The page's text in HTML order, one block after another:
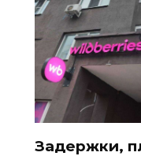
Задержки,